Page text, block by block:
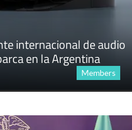
internacional de audio
en la Argentina
Members